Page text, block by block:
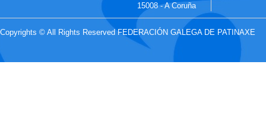
15008 - A Coruña
Copyrights © All Rights Reserved FEDERACIÓN GALEGA DE PATINAXE